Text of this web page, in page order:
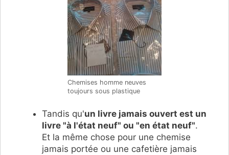
Chemises homme neuves
toujours sous plastique
Tandis qu'un livre jamais ouvert est un
livre "à l'état neuf" ou "en état neuf".
Et la même chose pour une chemise
jamais portée ou une cafetière jamais